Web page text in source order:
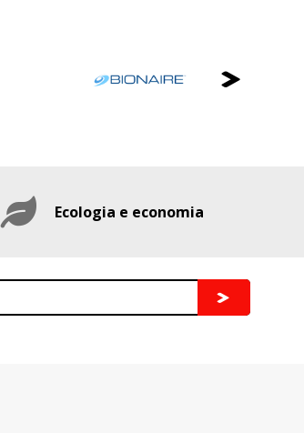
Ecologia e economia